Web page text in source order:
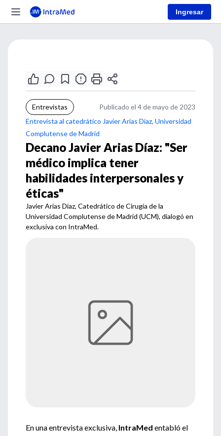
Ingresar
Entrevistas
Publicado el 4 de mayo de 2023
Entrevista al catedrático Javier Arias Díaz, Universidad
Complutense de Madrid
Decano Javier Arias Díaz: "Ser
médico implica tener
habilidades interpersonales y
éticas"
Javier Arias Díaz, Catedrático de Cirugía de la
Universidad Complutense de Madrid (UCM), dialogó en
exclusiva con IntraMed.
En una entrevista exclusiva, IntraMed entabló el